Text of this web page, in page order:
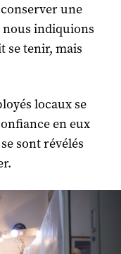
une
nous indiquions
se tenir, mais
locaux se
en eux
sont révélés